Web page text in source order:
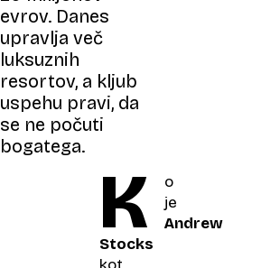
evrov. Danes
upravlja več
luksuznih
resortov, a kljub
uspehu pravi, da
se ne počuti
bogatega.
K
o
je
Andrew
Stocks